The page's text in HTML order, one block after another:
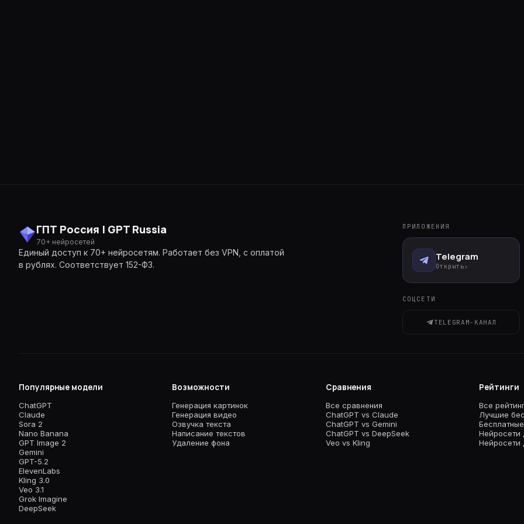
ГПТ Россия | GPT Russia
70+ нейросетей
Единый доступ к 70+ нейросетям. Работает без VPN, с оплатой
в рублях. Соответствует 152-ФЗ.
ПРИЛОЖЕНИЯ
Telegram
Открыть ›
СОЦСЕТИ
TELEGRAM-КАНАЛ
Популярные модели
ChatGPT
Claude
Sora 2
Nano Banana
GPT Image 2
Gemini
GPT-5.2
ElevenLabs
Kling 3.0
Veo 3.1
Grok Imagine
DeepSeek
Возможности
Генерация картинок
Генерация видео
Озвучка текста
Написание текстов
Удаление фона
Сравнения
Все сравнения
ChatGPT vs Claude
ChatGPT vs Gemini
ChatGPT vs DeepSeek
Veo vs Kling
Рейтинги
Все
Лучшие
Нейросети
Нейросети